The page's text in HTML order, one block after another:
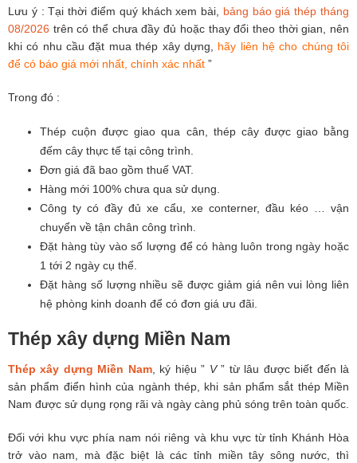
Lưu ý : Tại thời điểm quý khách xem bài, bảng báo giá thép tháng
08/2026 trên có thể chưa đầy đủ hoặc thay đổi theo thời gian, nên
khi có nhu cầu đặt mua thép xây dựng, hãy liên hệ cho chúng tôi
để có báo giá mới nhất, chính xác nhất ”
Trong đó :
Thép cuộn được giao qua cân, thép cây được giao bằng
đếm cây thực tế tại công trình.
Đơn giá đã bao gồm thuế VAT.
Hàng mới 100% chưa qua sử dụng.
Công ty có đầy đủ xe cẩu, xe conterner, đầu kéo … vận
chuyển về tận chân công trình.
Đặt hàng tùy vào số lượng để có hàng luôn trong ngày hoặc
1 tới 2 ngày cụ thể.
Đặt hàng số lượng nhiều sẽ được giảm giá nên vui lòng liên
hệ phòng kinh doanh để có đơn giá ưu đãi.
Thép xây dựng Miền Nam
Thép xây dựng Miền Nam, ký hiệu ” V” từ lâu được biết đến là
sản phẩm điển hình của ngành thép, khi sản phẩm sắt thép Miền
Nam được sử dụng rọng rãi và ngày càng phủ sóng trên toàn quốc.
Đối với khu vực phía nam nói riêng và khu vực từ tỉnh Khánh Hòa
trở vào nam, mà đặc biệt là các tỉnh miền tây sông nước, thì